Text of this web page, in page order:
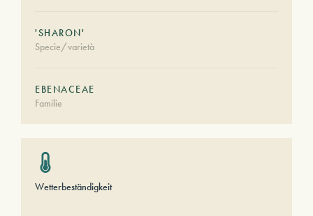
'SHARON'
Specie/varietà
EBENACEAE
Familie
Wetterbeständigkeit